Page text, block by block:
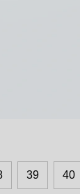
39 40